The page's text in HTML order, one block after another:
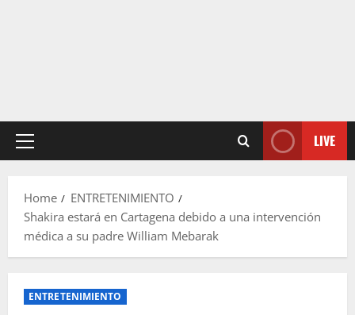
Primary
LIVE
Home
ENTRETENIMIENTO
Shakira estará en Cartagena debido a una intervención
médica a su padre William Mebarak
ENTRETENIMIENTO